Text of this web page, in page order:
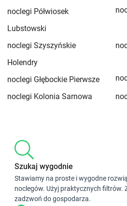
noclegi Półwiosek
Lubstowski
noclegi Szyszyńskie
Holendry
noclegi Głębockie Pierwsze
noclegi Kolonia Sarnowa
Szukaj wygodnie
Stawiamy na proste i wygodne
noclegów. Użyj praktycznych filtrów.
zadzwoń do gospodarza.